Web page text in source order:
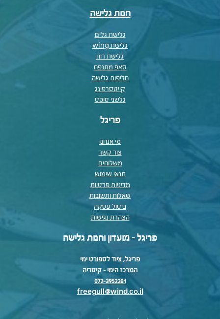
חנות גלישה
גלישת גלים
גלישת wing
גלישת רוח
סאפ מתנפח
חליפות גלישה
קייטסרפינג
גלשני סופט
פריגל
מי אנחנו
צור קשר
משלוחים
תנאי שימוש
מדיניות פרטיות
שאלות ותשובות
ביטול עסקה
הצהרת נגישות
פריגל - מועדון וחנות גלישה
פריגל, ציוד לספורט ימי
המרכז הימי – קיסריה
072-3952281
freegull@wind.co.il